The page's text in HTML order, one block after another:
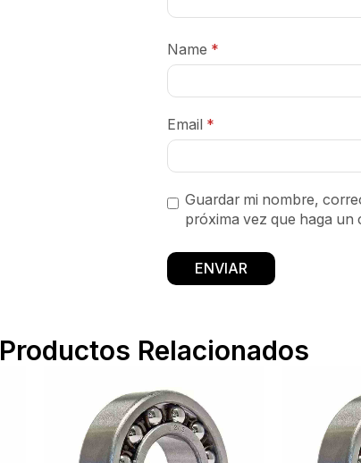
Name *
Email *
Guardar mi nombre,
próxima vez que haga un
Productos Relacionados